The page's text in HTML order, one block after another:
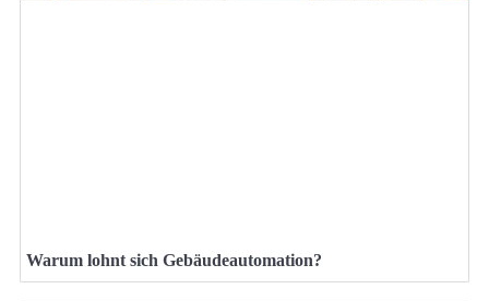
Warum lohnt sich Gebäudeautomation?